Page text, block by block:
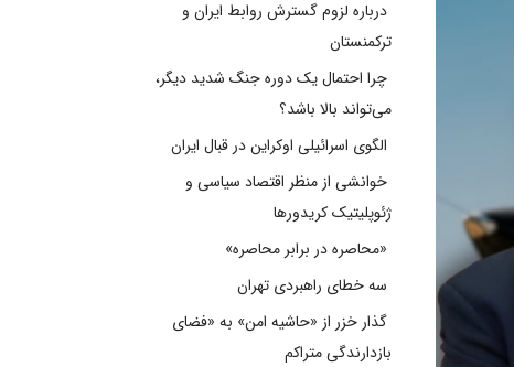
درباره لزوم گسترش روابط ایران و
ترکمنستان
چرا احتمال یک دوره جنگ شدید دیگر،
می‌تواند بالا باشد؟
الگوی اسرائیلی اوکراین در قبال ایران
خوانشی از منظر اقتصاد سیاسی و
ژئوپلیتیک کریدورها
«محاصره در برابر محاصره»
سه خطای راهبردی تهران
گذار خزر از «حاشیه امن» به «فضای
بازدارندگی متراکم